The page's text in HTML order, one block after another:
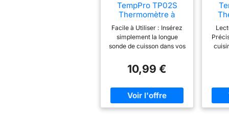
TempPro TP02S
Thermomètre à
viande, thermomètre
à lecture
instantanée 3s
Facile à Utiliser : Insérez
simplement la longue
sonde de cuisson dans vos
obtenez une lecture
précise de la température
thermometre cuisine est
idéal pour les grillades, les
liquides, la cuisson, et la
10,99 €